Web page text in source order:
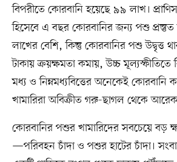
বিপরীতে কোরবানি হয়েছে ৯৯ লাখ।
হিসেবে এ বছর কোরবানির জন্য পশু
লাখের বেশি, কিন্তু কোরবানির পশু উদ্বৃত্ত
টাকায় ক্রয়ক্ষমতা কমায়, উচ্চ মূল্যস্ফীতিতে
মধ্য ও নিম্নমধ্যবিত্তের অনেকেই কোরবানি
খামারিরা অবিক্রীত গরু-ছাগল থেকে আরেক
কোরবানির পশুর খামারিদের সবচেয়ে বড়
—পরিবহন চাঁদা ও পশুর হাটের চাঁদা।